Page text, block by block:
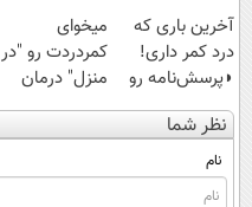
آخرین باری که
درد کمر داری!
◗پرسش‌نامه رو
پر کن◖
میخوای
کمردردت رو "در
منزل" درمان
کنی؟ (◂فیلم +
◂پرسش‌نامه)
نظر شما
نام